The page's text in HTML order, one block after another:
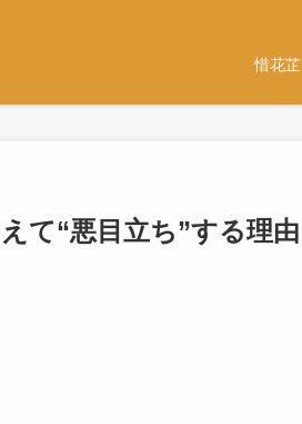
惜花芷
て“悪目立ち”する理由